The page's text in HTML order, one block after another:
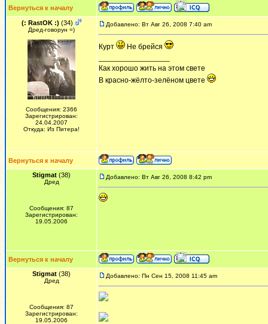
Вернуться к началу
(: RastOK :) (34)
Дред-говорун =)
Сообщения: 2366
Зарегистрирован:
24.04.2007
Откуда: Из Питера!
Добавлено: Вт Авг 26, 2008 7:40 am
Курт
Не брейся
Как хорошо жить на этом свете
В красно-жёлто-зелёном цвете
Вернуться к началу
Stigmat (38)
Дред
Сообщения: 87
Зарегистрирован:
19.05.2006
Добавлено: Вт Авг 26, 2008 8:42 pm
Вернуться к началу
Stigmat (38)
Дред
Сообщения: 87
Зарегистрирован:
19.05.2006
Добавлено: Пн Сен 15, 2008 11:45 am